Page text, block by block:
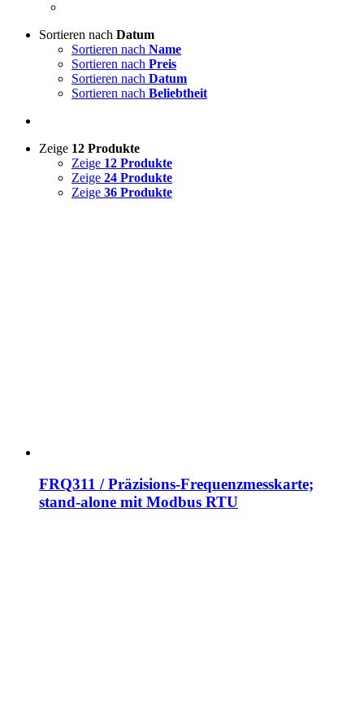
Sortieren nach Datum
Sortieren nach Name
Sortieren nach Preis
Sortieren nach Datum
Sortieren nach Beliebtheit
Zeige 12 Produkte
Zeige 12 Produkte
Zeige 24 Produkte
Zeige 36 Produkte
FRQ311 / Präzisions-Frequenzmesskarte;
stand-alone mit Modbus RTU